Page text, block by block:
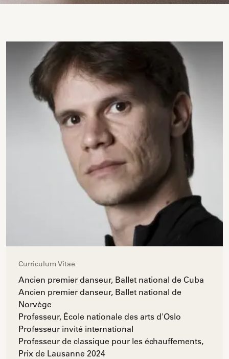
Curriculum Vitae
Ancien premier danseur, Ballet national de Cuba
Ancien premier danseur, Ballet national de
Norvège
Professeur, École nationale des arts d'Oslo
Professeur invité international
Professeur de classique pour les échauffements,
Prix de Lausanne 2024